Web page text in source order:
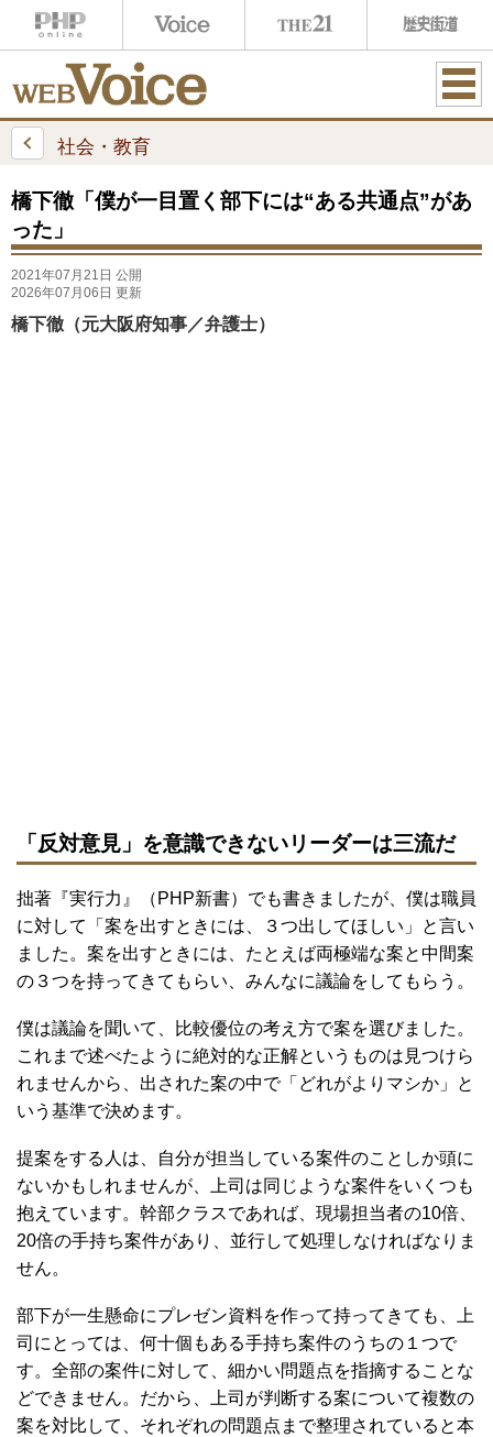
ME
社会・教育
橋下徹「僕が一目置く部下には“ある共通点”があ
った」
2021年07月21日 公開
2026年07月06日 更新
橋下徹（元大阪府知事／弁護士）
「反対意見」を意識できないリーダーは三流だ
拙著『実行力』（PHP新書）でも書きましたが、僕は職員
に対して「案を出すときには、３つ出してほしい」と言い
ました。案を出すときには、たとえば両極端な案と中間案
の３つを持ってきてもらい、みんなに議論をしてもらう。
僕は議論を聞いて、比較優位の考え方で案を選びました。
これまで述べたように絶対的な正解というものは見つけら
れませんから、出された案の中で「どれがよりマシか」と
いう基準で決めます。
提案をする人は、自分が担当している案件のことしか頭に
ないかもしれませんが、上司は同じような案件をいくつも
抱えています。幹部クラスであれば、現場担当者の10倍、
20倍の手持ち案件があり、並行して処理しなければなりま
せん。
部下が一生懸命にプレゼン資料を作って持ってきても、上
司にとっては、何十個もある手持ち案件のうちの１つで
す。全部の案件に対して、細かい問題点を指摘することな
どできません。だから、上司が判断する案について複数の
案を対比して、それぞれの問題点まで整理されていると本